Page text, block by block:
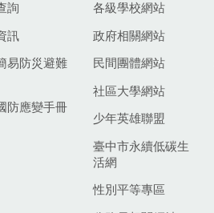
詢
訊
易防災避難
防應變手冊
各級學校網站
政府相關網站
民間團體網站
社區大學網站
少年英雄聯盟
臺中市永續低碳生
活網
性別平等專區